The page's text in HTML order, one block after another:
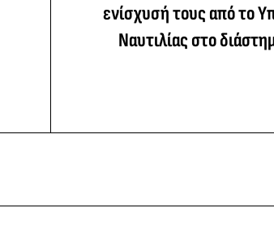
ενίσχυσή τους από το
Ναυτιλίας στο